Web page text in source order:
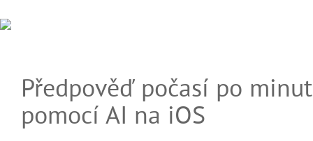
Předpověď počasí po
pomocí AI na iOS